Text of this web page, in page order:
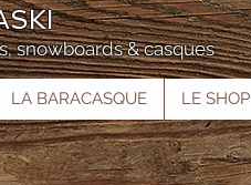
snowboards & casques
LA BARACASQUE LE SHOP